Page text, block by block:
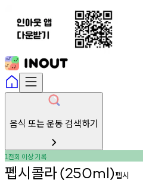
음식 또는 운동 검색하기
1천회 이상기록
펩시콜라(250ml)펩시